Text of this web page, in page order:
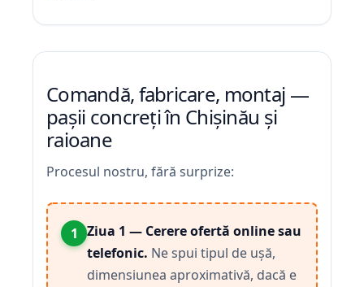
Comandă, fabricare, montaj —
pașii concreți în Chișinău și
raioane
Procesul nostru, fără surprize:
1 Ziua 1 — Cerere ofertă online sau
telefonic. Ne spui tipul de ușă,
dimensiunea aproximativă, dacă e